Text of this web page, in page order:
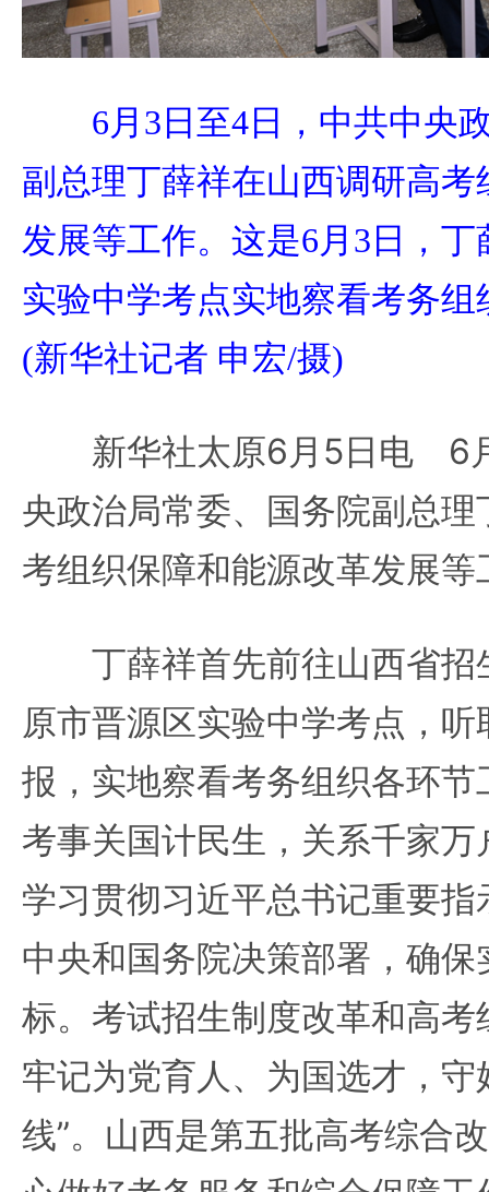
6月3日至4日，中共中央
副总理丁薛祥在山西调研高
发展等工作。这是6月3日，
实验中学考点实地察看考务
(新华社记者 申宏/摄)
新华社太原6月5日电 6
央政治局常委、国务院副总
考组织保障和能源改革发展等
丁薛祥首先前往山西省招
原市晋源区实验中学考点，
报，实地察看考务组织各环
考事关国计民生，关系千家
学习贯彻习近平总书记重要
中央和国务院决策部署，确保
标。考试招生制度改革和高
牢记为党育人、为国选才，守
线”。山西是第五批高考综合